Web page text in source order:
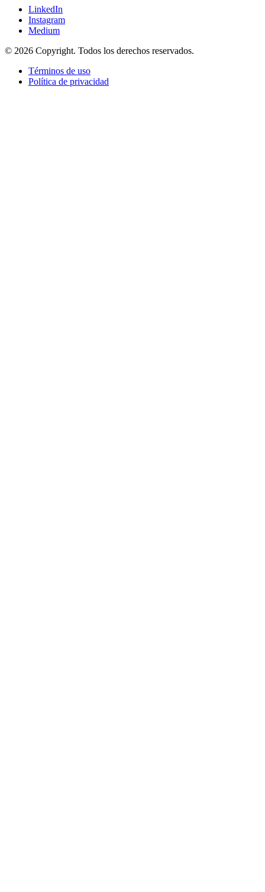
LinkedIn
Instagram
Medium
© 2026 Copyright. Todos los derechos reservados.
Términos de uso
Política de privacidad